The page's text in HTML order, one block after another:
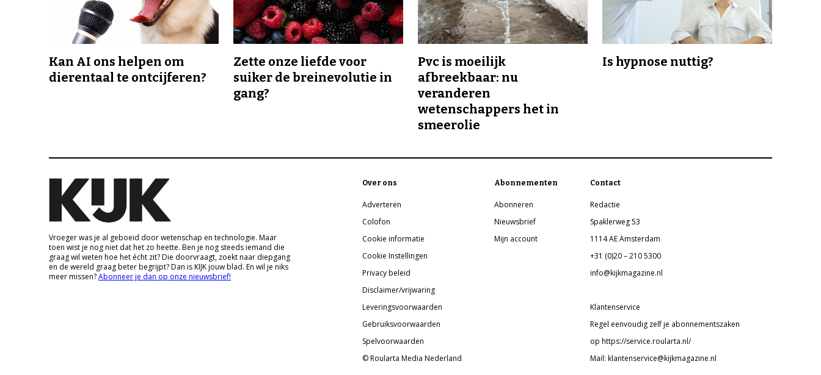
Kan AI ons helpen om
dierentaal te ontcijferen?
Zette onze liefde voor
suiker de breinevolutie in
gang?
Pvc is moeilijk
afbreekbaar: nu
veranderen
wetenschappers het in
smeerolie
Is hypnose nuttig?
Vroeger was je al geboeid door wetenschap en technologie. Maar
toen wist je nog niet dat het zo heette. Ben je nog steeds iemand die
graag wil weten hoe het écht zit? Die doorvraagt, zoekt naar diepgang
en de wereld graag beter begrijpt? Dan is KIJK jouw blad. En wil je niks
meer missen?Abonneer je dan op onze nieuwsbrief!
Over ons
Adverteren
Colofon
Cookie informatie
Cookie Instellingen
Privacy beleid
Disclaimer/vrijwaring
Leveringsvoorwaarden
Gebruiksvoorwaarden
Spelvoorwaarden
© Roularta Media Nederland
Abonnementen
Abonneren
Nieuwsbrief
Mijn account
Contact
Redactie
Spaklerweg 53
1114 AE Amsterdam
+31 (0)20 – 210 5300
info@kijkmagazine.nl
Klantenservice
Regel eenvoudig zelf je abonnementszaken
op https://service.roularta.nl/
Mail: klantenservice@kijkmagazine.nl